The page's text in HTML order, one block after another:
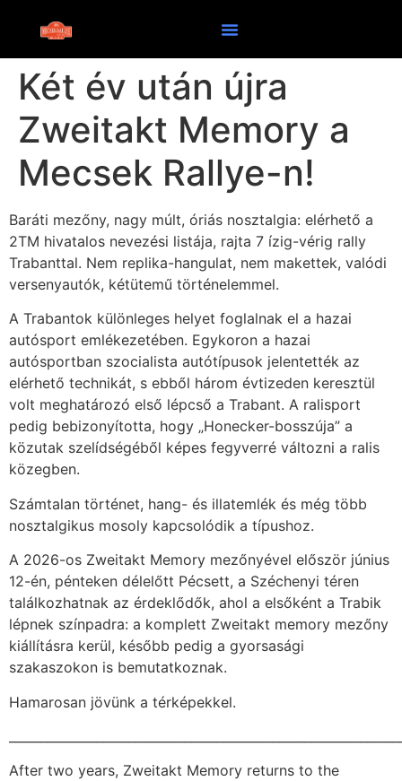
Két év után újra
Zweitakt Memory a
Mecsek Rallye-n!
Baráti mezőny, nagy múlt, óriás nosztalgia: elérhető a
2TM hivatalos nevezési listája, rajta 7 ízig-vérig rally
Trabanttal. Nem replika-hangulat, nem makettek, valódi
versenyautók, kétütemű történelemmel.
A Trabantok különleges helyet foglalnak el a hazai
autósport emlékezetében. Egykoron a hazai
autósportban szocialista autótípusok jelentették az
elérhető technikát, s ebből három évtizeden keresztül
volt meghatározó első lépcső a Trabant. A ralisport
pedig bebizonyította, hogy „Honecker-bosszúja” a
közutak szelídségéből képes fegyverré változni a ralis
közegben.
Számtalan történet, hang- és illatemlék és még több
nosztalgikus mosoly kapcsolódik a típushoz.
A 2026-os Zweitakt Memory mezőnyével először június
12-én, pénteken délelőtt Pécsett, a Széchenyi téren
találkozhatnak az érdeklődők, ahol a elsőként a Trabik
lépnek színpadra: a komplett Zweitakt memory mezőny
kiállításra kerül, később pedig a gyorsasági
szakaszokon is bemutatkoznak.
Hamarosan jövünk a térképekkel.
After two years, Zweitakt Memory returns to the